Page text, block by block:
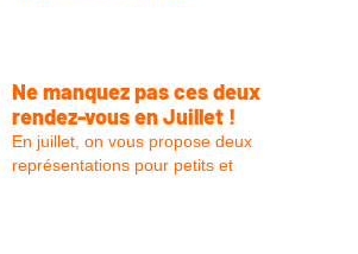
Ne manquez pas ces deux
rendez-vous en Juillet !
En juillet, on vous propose deux
représentations pour petits et